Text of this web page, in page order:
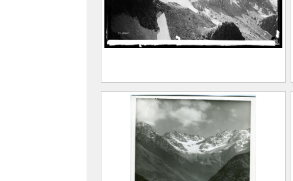
CE2020.1.260
Le glacier du Gleyzin
FEUGIER, Albert Marius
(Saint-Marcellin, 1893 –
Allevard, 1962)
LUMIERE, Antoine